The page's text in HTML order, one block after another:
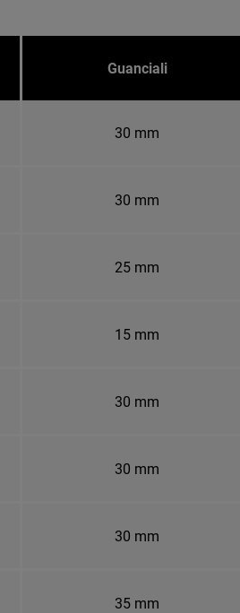
Guanciali
30 mm
30 mm
25 mm
15 mm
30 mm
30 mm
30 mm
35 mm